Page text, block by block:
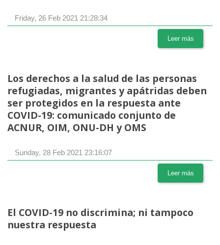
Friday, 26 Feb 2021 21:28:34
Leer más
Los derechos a la salud de las personas
refugiadas, migrantes y apátridas deben
ser protegidos en la respuesta ante
COVID-19: comunicado conjunto de
ACNUR, OIM, ONU-DH y OMS
Sunday, 28 Feb 2021 23:16:07
Leer más
El COVID-19 no discrimina; ni tampoco
nuestra respuesta